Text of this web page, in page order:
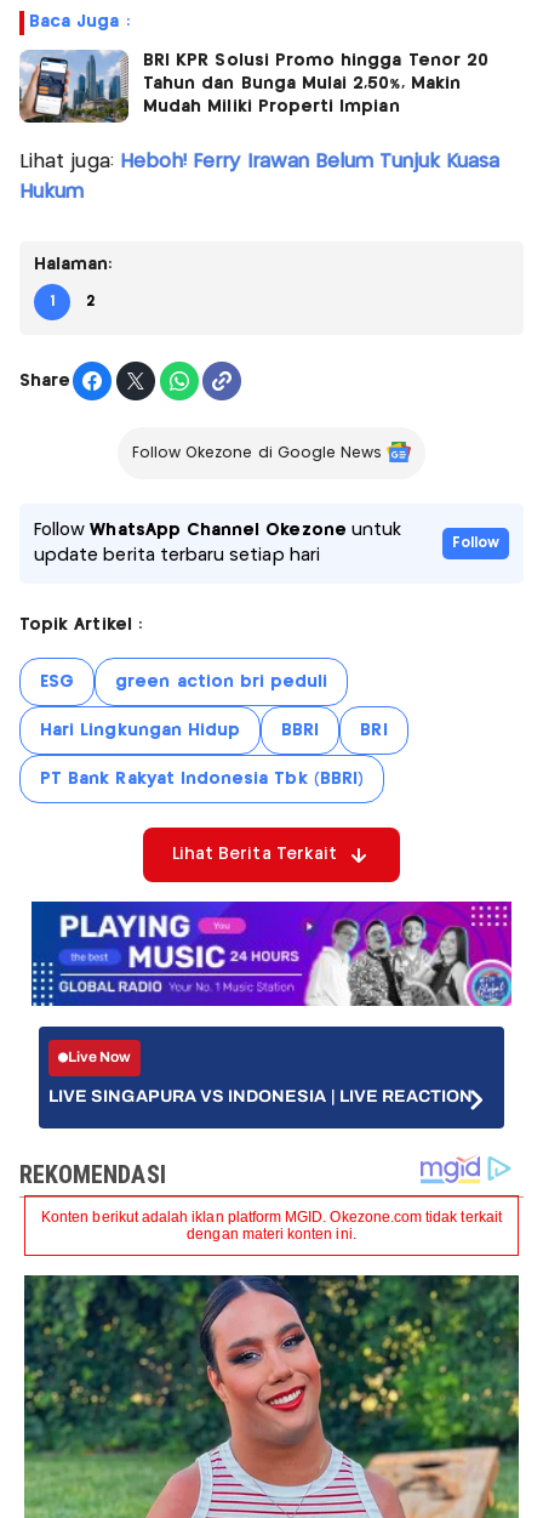
Baca Juga :
BRI KPR Solusi Promo hingga Tenor 20
Tahun dan Bunga Mulai 2,50%, Makin
Mudah Miliki Properti Impian
Lihat juga: Heboh! Ferry Irawan Belum Tunjuk Kuasa
Hukum
Halaman:
1 2
Share
Follow Okezone di Google News
FollowWhatsApp Channel Okezone untuk
update berita terbaru setiap hari
Follow
Topik Artikel :
ESG green action bri peduli
Hari Lingkungan Hidup BBRI BRI
PT Bank Rakyat Indonesia Tbk (BBRI)
Lihat Berita Terkait
Live Now
LIVE SINGAPURA VS INDONESIA | LIVE REACTION